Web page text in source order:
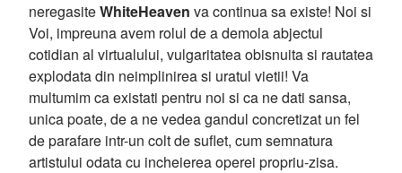
neregasiteWhiteHeaven va continua sa existe! Noi si
Voi, impreuna avem rolul de a demola abjectul
cotidian al virtualului, vulgaritatea obisnuita si rautatea
explodata din neimplinirea si uratul vietii! Va
multumim ca existati pentru noi si ca ne dati sansa,
unica poate, de a ne vedea gandul concretizat un fel
de parafare intr-un colt de suflet, cum semnatura
artistului odata cu incheierea operei propriu-zisa.